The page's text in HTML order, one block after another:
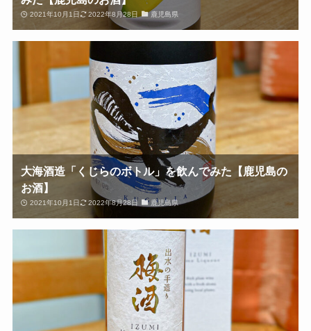
2021年10月1日 2022年8月28日 鹿児島県
大海酒造「くじらのボトル」を飲んでみた【鹿児島の
お酒】
2021年10月1日 2022年8月28日 鹿児島県